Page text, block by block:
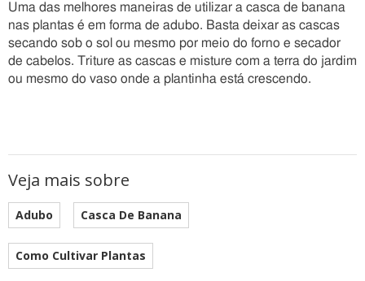
Uma das melhores maneiras de utilizar a casca de banana
nas plantas é em forma de adubo. Basta deixar as cascas
secando sob o sol ou mesmo por meio do forno e secador
de cabelos. Triture as cascas e misture com a terra do jardim
ou mesmo do vaso onde a plantinha está crescendo.
Veja mais sobre
Adubo Casca De Banana
Como Cultivar Plantas